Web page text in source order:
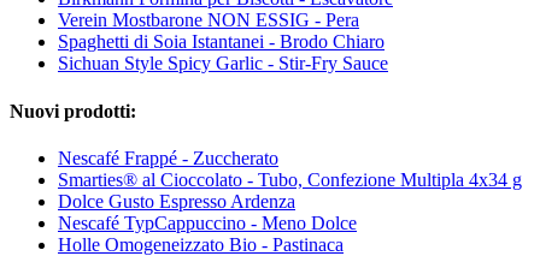
Verein Mostbarone NON ESSIG - Pera
Spaghetti di Soia Istantanei - Brodo Chiaro
Sichuan Style Spicy Garlic - Stir-Fry Sauce
Nuovi prodotti:
Nescafé Frappé - Zuccherato
Smarties® al Cioccolato - Tubo, Confezione Multipla 4x34 g
Dolce Gusto Espresso Ardenza
Nescafé TypCappuccino - Meno Dolce
Holle Omogeneizzato Bio - Pastinaca